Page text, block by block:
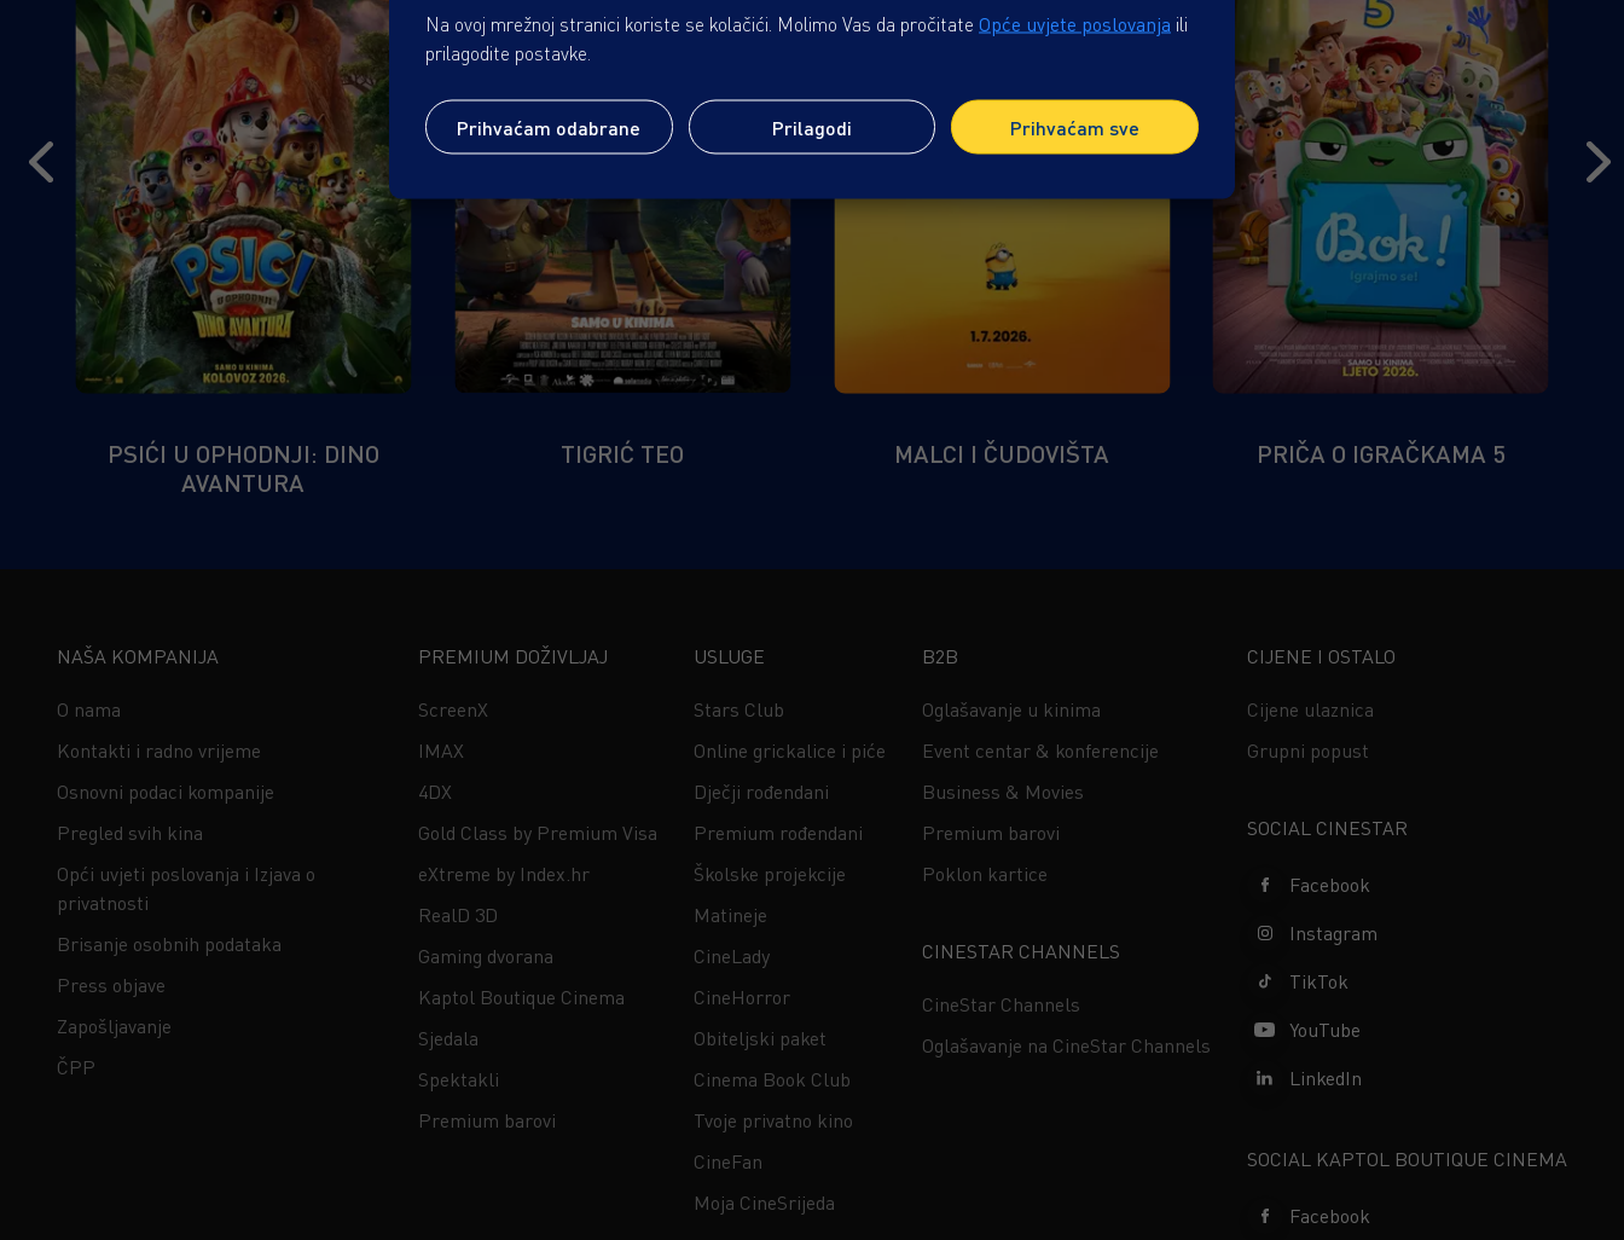
PSIĆI U OPHODNJI: DINO
AVANTURA
TIGRIĆ TEO MALCI I ČUDOVIŠTA PRIČA O IGRAČKAMA 5
NAŠA KOMPANIJA
O nama
Kontakti i radno vrijeme
Osnovni podaci kompanije
Pregled svih kina
Opći uvjeti poslovanja i Izjava o
privatnosti
Brisanje osobnih podataka
Press objave
Zapošljavanje
ČPP
PREMIUM DOŽIVLJAJ
ScreenX
IMAX
4DX
Gold Class by Premium Visa
eXtreme by Index.hr
RealD 3D
Gaming dvorana
Kaptol Boutique Cinema
Sjedala
Spektakli
Premium barovi
USLUGE
Stars Club
Online grickalice i piće
Dječji rođendani
Premium rođendani
Školske projekcije
Matineje
CineLady
CineHorror
Obiteljski paket
Cinema Book Club
Tvoje privatno kino
CineFan
Moja CineSrijeda
B2B
Oglašavanje u kinima
Event centar & konferencije
Business & Movies
Premium barovi
Poklon kartice
CINESTAR CHANNELS
CineStar Channels
Oglašavanje na CineStar Channels
CIJENE I OSTALO
Cijene ulaznica
Grupni popust
SOCIAL CINESTAR
Facebook
Instagram
TikTok
YouTube
LinkedIn
SOCIAL KAPTOL BOUTIQUE CINEMA
Facebook
Na ovoj mrežnoj stranici koriste se kolačići. Molimo Vas da pročitate Opće uvjete poslovanja ili
prilagodite postavke.
Prihvaćam odabrane Prilagodi Prihvaćam sve